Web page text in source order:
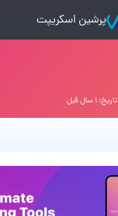
پرشین اسکریپت
تاریخ: ۱ سال قبل